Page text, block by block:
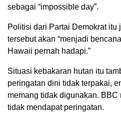
sebagai “impossible day”.
Politisi dari Partai Demokrat itu
tersebut akan “menjadi
Hawaii pernah hadapi.”
Situasi kebakaran hutan itu
peringatan dini tidak terpakai,
memang tidak digunakan. BBC
tidak mendapat peringatan.